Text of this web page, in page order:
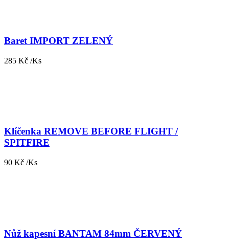
Baret IMPORT ZELENÝ
285 Kč /Ks
Klíčenka REMOVE BEFORE FLIGHT /
SPITFIRE
90 Kč /Ks
Nůž kapesní BANTAM 84mm ČERVENÝ